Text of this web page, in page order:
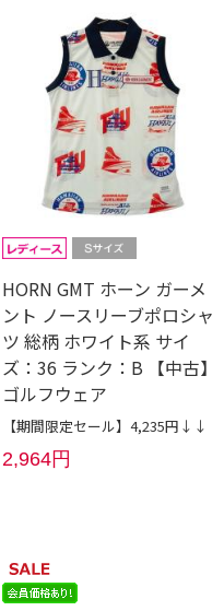
HORN GMT ホーン ガーメ
ント ノースリーブポロシャ
ツ 総柄 ホワイト系 サイ
ズ：36 ランク：B 【中古】
ゴルフウェア
【期間限定セール】4,235円↓↓
2,964円